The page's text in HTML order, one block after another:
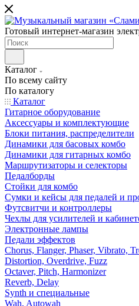
Готовый интернет-магазин
Каталог
По всему сайту
По каталогу
Каталог
Гитарное оборудование
Аксессуары и комплектующие
Блоки питания, распределители
Динамики для басовых комбо
Динамики для гитарных комбо
Маршрутизаторы и селекторы
Педалборды
Стойки для комбо
Сумки и кейсы для педалей и
Футсвитчи и контроллеры
Чехлы для усилителей и
Электронные лампы
Педали эффектов
Chorus, Flanger, Phaser, Vibrato,
Distortion, Overdrive, Fuzz
Octaver, Pitch, Harmonizer
Reverb, Delay
Synth и специальные
Wah, Autowah